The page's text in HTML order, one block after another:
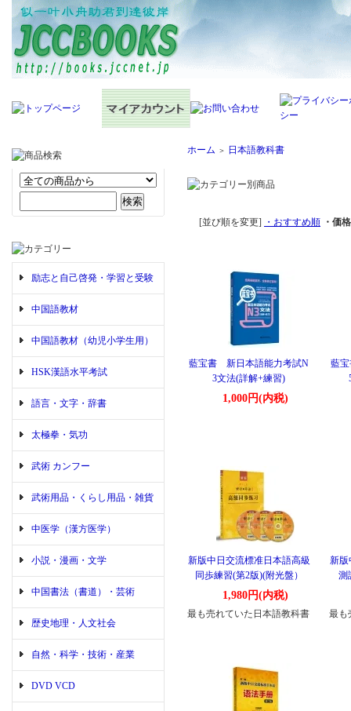
励志と自己啓発・学習と受験
中国語教材
中国語教材（幼児小学生用）
HSK漢語水平考試
語言・文字・辞書
太極拳・気功
武術 カンフー
武術用品・くらし用品・雑貨
中医学（漢方医学）
小説・漫画・文学
中国書法（書道）・芸術
歴史地理・人文社会
自然・科学・技術・産業
DVD VCD
ホーム ＞ 日本語教科書
[並び順を変更] ・おすすめ順 ・価
藍宝書 新日本語能力考試N
3文法(詳解+練習)
1,000円(内税)
藍
新版中日交流標准日本語高級
同歩練習(第2版)(附光盤）
1,980円(内税)
最も売れていた日本語教科書
新版
測
最も